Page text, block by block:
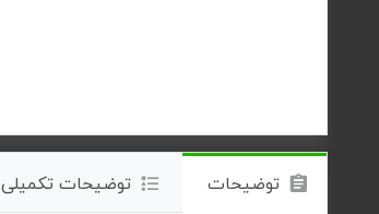
توضیحات توضیحات تکمیلی